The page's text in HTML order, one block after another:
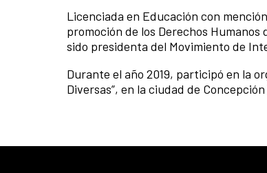
Licenciada en Educación con
promoción de los Derechos Humanos
sido presidenta del Movimiento de
Durante el año 2019, participó en la
Diversas”, en la ciudad de Concepción